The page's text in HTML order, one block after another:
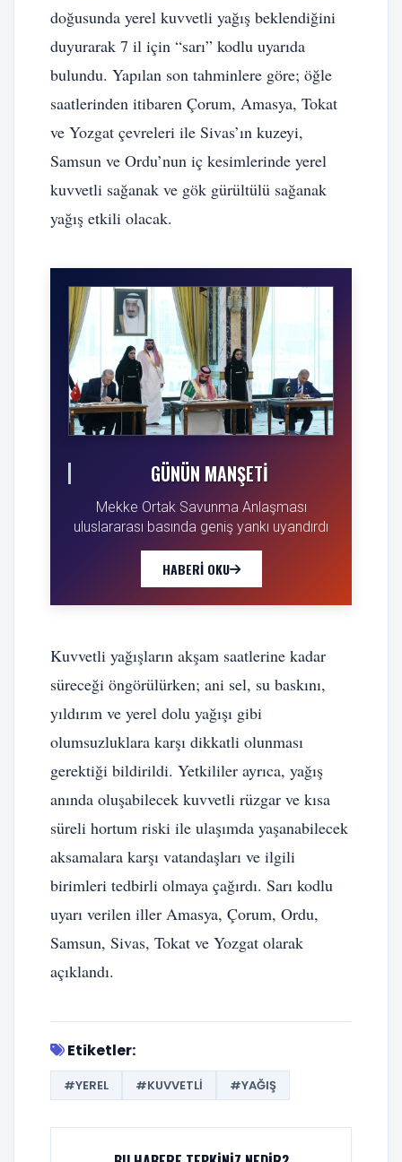
doğusunda yerel kuvvetli yağış beklendiğini
duyurarak 7 il için “sarı” kodlu uyarıda
bulundu. Yapılan son tahminlere göre; öğle
saatlerinden itibaren Çorum, Amasya, Tokat
ve Yozgat çevreleri ile Sivas’ın kuzeyi,
Samsun ve Ordu’nun iç kesimlerinde yerel
kuvvetli sağanak ve gök gürültülü sağanak
yağış etkili olacak.
GÜNÜN MANŞETI
Mekke Ortak Savunma Anlaşması
uluslararası basında geniş yankı uyandırdı
HABERI OKU
Kuvvetli yağışların akşam saatlerine kadar
süreceği öngörülürken; ani sel, su baskını,
yıldırım ve yerel dolu yağışı gibi
olumsuzluklara karşı dikkatli olunması
gerektiği bildirildi. Yetkililer ayrıca, yağış
anında oluşabilecek kuvvetli rüzgar ve kısa
süreli hortum riski ile ulaşımda yaşanabilecek
aksamalara karşı vatandaşları ve ilgili
birimleri tedbirli olmaya çağırdı. Sarı kodlu
uyarı verilen iller Amasya, Çorum, Ordu,
Samsun, Sivas, Tokat ve Yozgat olarak
açıklandı.
Etiketler:
#YEREL #KUVVETLI #YAĞIŞ